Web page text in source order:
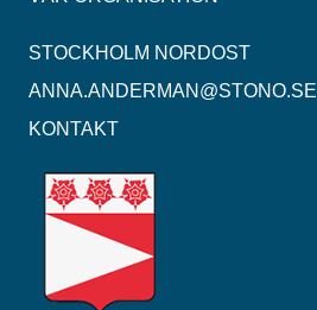
STOCKHOLM NORDOST
ANNA.ANDERMAN@STONO.SE
KONTAKT